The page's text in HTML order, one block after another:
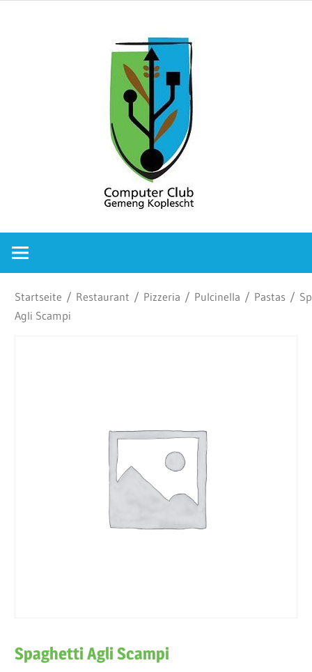
Club
Startseite / Restaurant / Pizzeria / Pulcinella / Pastas /
Agli Scampi
Spaghetti Agli Scampi